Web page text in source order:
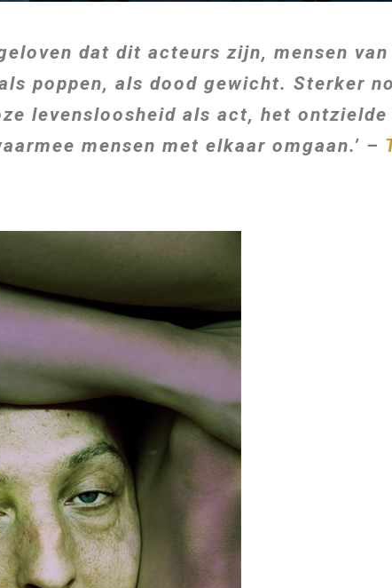
dat dit acteurs zijn, mensen
poppen, als dood gewicht. Sterker
levensloosheid als act, het
mensen met elkaar omgaan.’ –